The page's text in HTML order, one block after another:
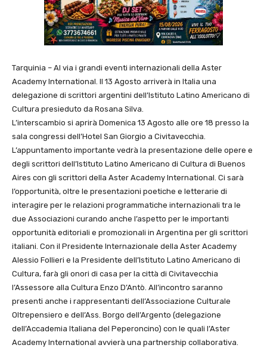
Tarquinia – Al via i grandi eventi internazionali della Aster
Academy International. Il 13 Agosto arriverà in Italia una
delegazione di scrittori argentini dell’Istituto Latino Americano di
Cultura presieduto da Rosana Silva.
L’interscambio si aprirà Domenica 13 Agosto alle ore 18 presso la
sala congressi dell’Hotel San Giorgio a Civitavecchia.
L’appuntamento importante vedrà la presentazione delle opere e
degli scrittori dell’Istituto Latino Americano di Cultura di Buenos
Aires con gli scrittori della Aster Academy International. Ci sarà
l’opportunità, oltre le presentazioni poetiche e letterarie di
interagire per le relazioni programmatiche internazionali tra le
due Associazioni curando anche l’aspetto per le importanti
opportunità editoriali e promozionali in Argentina per gli scrittori
italiani. Con il Presidente Internazionale della Aster Academy
Alessio Follieri e la Presidente dell’Istituto Latino Americano di
Cultura, farà gli onori di casa per la città di Civitavecchia
l’Assessore alla Cultura Enzo D’Antò. All’incontro saranno
presenti anche i rappresentanti dell’Associazione Culturale
Oltrepensiero e dell’Ass. Borgo dell’Argento (delegazione
dell’Accademia Italiana del Peperoncino) con le quali l’Aster
Academy International avvierà una partnership collaborativa.